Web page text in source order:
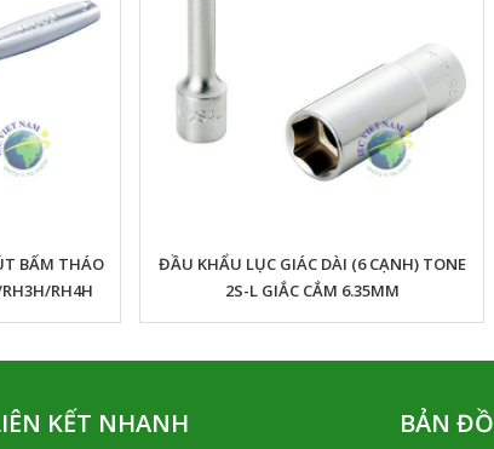
BẤM THÁO
RH4H
ĐẦU KHẨU LỤC GIÁC DÀI (6 CẠNH) TONE
2S-L GIẮC CẮM 6.35MM
KẾT NHANH BẢN ĐỒ